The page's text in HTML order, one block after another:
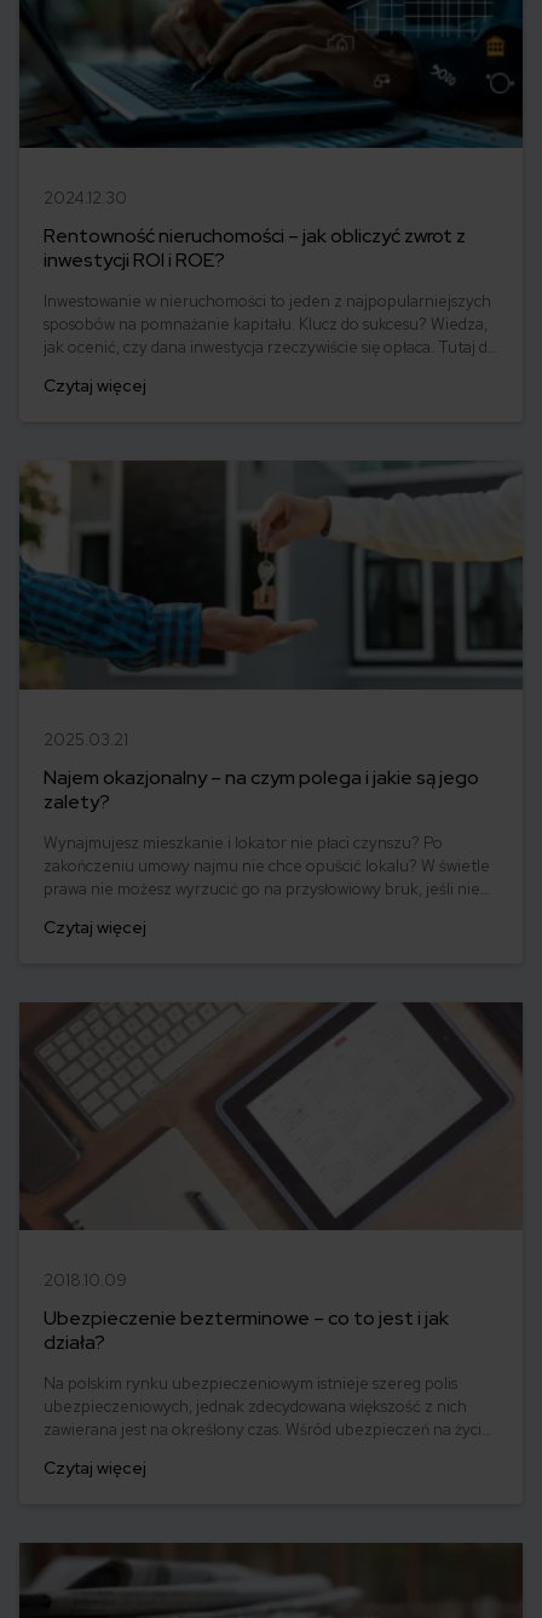
2024.12.30
Rentowność nieruchomości – jak obliczyć zwrot z
inwestycji ROI i ROE?
Inwestowanie w nieruchomości to jeden z najpopularniejszych
sposobów na pomnażanie kapitału. Klucz do sukcesu? Wiedza,
jak ocenić, czy dana inwestycja rzeczywiście się opłaca. Tutaj do
(Return on Equity), które pozwalają zmierzyć zwrot z
rentowność.
Czytaj więcej
2025.03.21
Najem okazjonalny – na czym polega i jakie są jego
zalety?
Wynajmujesz mieszkanie i lokator nie płaci czynszu? Po
zakończeniu umowy najmu nie chce opuścić lokalu? W świetle
prawa nie możesz wyrzucić go na przysłowiowy bruk, jeśli nie
najemcy może okazać się zatem bardzo trudna. Receptą na
Czytaj więcej
2018.10.09
Ubezpieczenie bezterminowe – co to jest i jak
działa?
Na polskim rynku ubezpieczeniowym istnieje szereg polis
ubezpieczeniowych, jednak zdecydowana większość z nich
zawierana jest na określony czas. Wśród ubezpieczeń na życie
takiego?
Czytaj więcej